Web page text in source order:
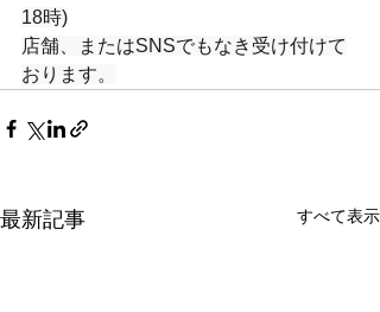
18時)
店舗、またはSNSでもなき受け付けて
おります。
最新記事 すべて表示